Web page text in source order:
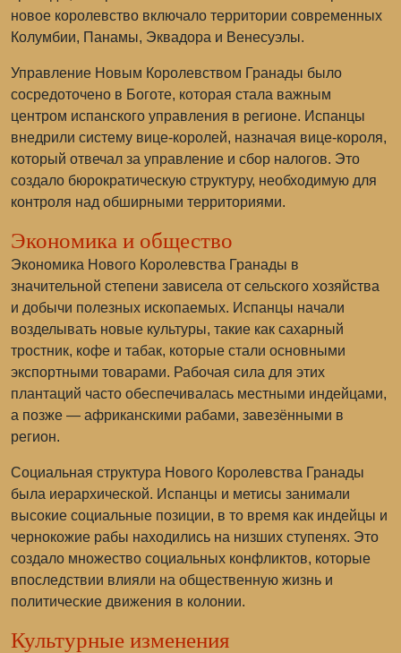
новое королевство включало территории современных
Колумбии, Панамы, Эквадора и Венесуэлы.
Управление Новым Королевством Гранады было
сосредоточено в Боготе, которая стала важным
центром испанского управления в регионе. Испанцы
внедрили систему вице-королей, назначая вице-короля,
который отвечал за управление и сбор налогов. Это
создало бюрократическую структуру, необходимую для
контроля над обширными территориями.
Экономика и общество
Экономика Нового Королевства Гранады в
значительной степени зависела от сельского хозяйства
и добычи полезных ископаемых. Испанцы начали
возделывать новые культуры, такие как сахарный
тростник, кофе и табак, которые стали основными
экспортными товарами. Рабочая сила для этих
плантаций часто обеспечивалась местными индейцами,
а позже — африканскими рабами, завезёнными в
регион.
Социальная структура Нового Королевства Гранады
была иерархической. Испанцы и метисы занимали
высокие социальные позиции, в то время как индейцы и
чернокожие рабы находились на низших ступенях. Это
создало множество социальных конфликтов, которые
впоследствии влияли на общественную жизнь и
политические движения в колонии.
Культурные изменения